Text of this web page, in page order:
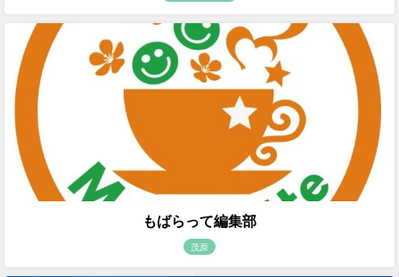
もばらって編集部
茂原